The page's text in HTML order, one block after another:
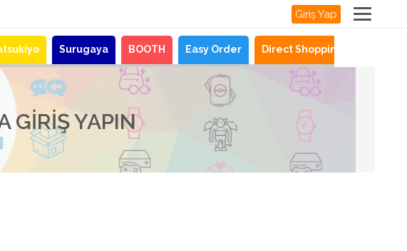
Giriş Yap
Surugaya BOOTH Easy Order Direct Shopping
GIRIŞ YAPIN